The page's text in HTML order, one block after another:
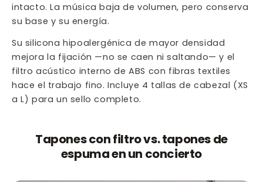
intacto. La música baja de volumen, pero conserva
su base y su energía.
Su silicona hipoalergénica de mayor densidad
mejora la fijación —no se caen ni saltando— y el
filtro acústico interno de ABS con fibras textiles
hace el trabajo fino. Incluye 4 tallas de cabezal (XS
a L) para un sello completo.
Tapones con filtro vs. tapones de
espuma en un concierto